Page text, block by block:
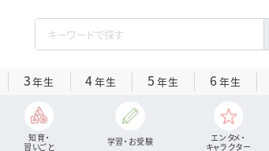
3年生 4年生 5 年生 6 年生
知育・
習いごと
学習・お受験
エンタメ・
キャラクター